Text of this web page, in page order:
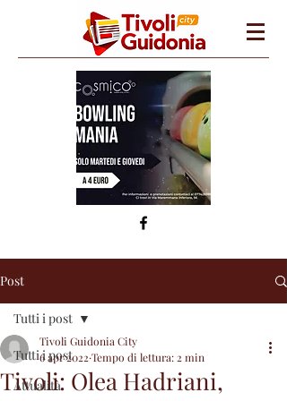
Post
Tutti i post
Attualità
Tutti i post
Tivoli: Olea Hadriani,
Tivoli Guidonia City
6 apr 2022 Tempo di lettura: 2 min